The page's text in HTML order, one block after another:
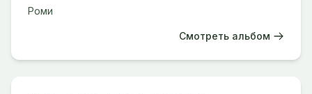
Роми
Смотреть альбом